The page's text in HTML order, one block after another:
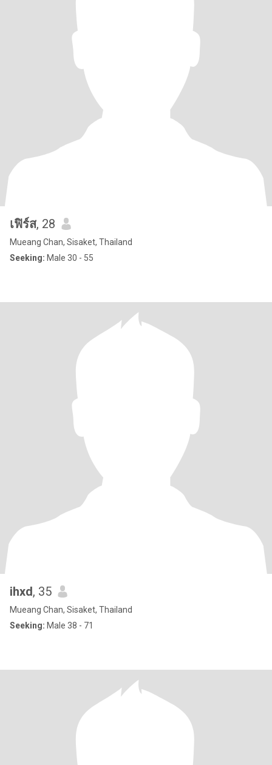
เฟิร์ส, 28
Mueang Chan, Sisaket, Thailand
Seeking: Male 30 - 55
ihxd, 35
Mueang Chan, Sisaket, Thailand
Seeking: Male 38 - 71